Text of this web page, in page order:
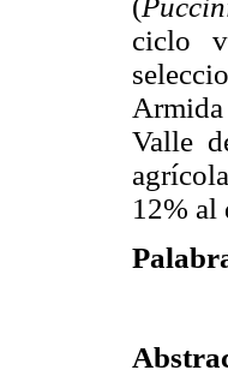
(
ciclo
Valle
12% al